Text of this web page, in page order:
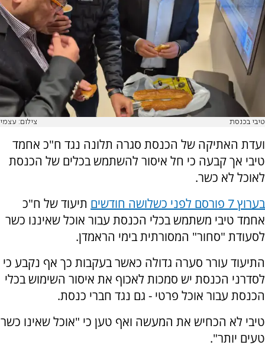
טיבי בכנסת צילום: עצמי
ועדת האתיקה של הכנסת סגרה תלונה נגד ח"כ אחמד
טיבי אך קבעה כי חל איסור להשתמש בכלים של הכנסת
לאוכל לא כשר.
בערוץ 7 פורסם לפני כשלושה חודשים
תיעוד של ח"כ
אחמד טיבי משתמש בכלי הכנסת עבור אוכל שאיננו כשר
לסעודת "סחור" המסורתית בימי הראמדן.
התיעוד עורר סערה גדולה כאשר בעקבות כך אף נקבע כי
לסדרני הכנסת יש סמכות לאכוף את איסור השימוש בכלי
הכנסת עבור אוכל פרטי - גם נגד חברי כנסת.
טיבי לא הכחיש את המעשה ואף טען כי "אוכל שאינו כשר
טעים יותר".